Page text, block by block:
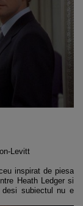
Levitt
inspirat de piesa
Heath Ledger si
subiectul nu e